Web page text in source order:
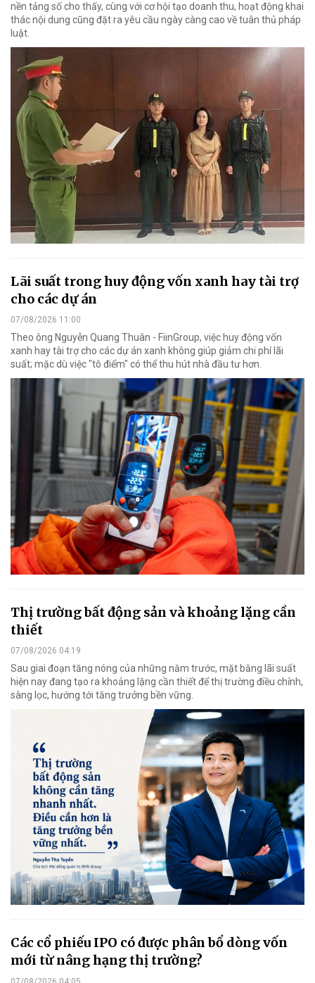
nền tảng số cho thấy, cùng với cơ hội tạo doanh thu, hoạt động khai
thác nội dung cũng đặt ra yêu cầu ngày càng cao về tuân thủ pháp
luật.
Lãi suất trong huy động vốn xanh hay tài trợ
cho các dự án
07/08/2026 11:00
Theo ông Nguyễn Quang Thuân - FiinGroup, việc huy động vốn
xanh hay tài trợ cho các dự án xanh không giúp giảm chi phí lãi
suất; mặc dù việc "tô điểm" có thể thu hút nhà đầu tư hơn.
Thị trường bất động sản và khoảng lặng cần
thiết
07/08/2026 04:19
Sau giai đoạn tăng nóng của những năm trước, mặt bằng lãi suất
hiện nay đang tạo ra khoảng lặng cần thiết để thị trường điều chỉnh,
sàng lọc, hướng tới tăng trưởng bền vững.
Các cổ phiếu IPO có được phân bổ dòng vốn
mới từ nâng hạng thị trường?